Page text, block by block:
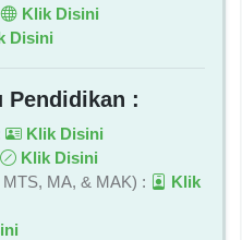
Klik Disini
Disini
Pendidikan :
Klik Disini
Klik Disini
MTS, MA, & MAK) :
Klik